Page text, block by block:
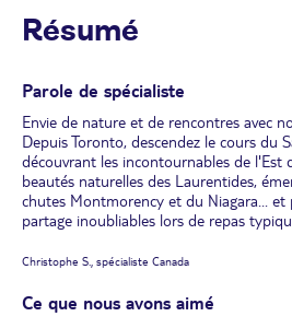
Résumé
Parole de spécialiste
Envie de nature et de rencontres avec
Depuis Toronto, descendez le cours du
découvrant les incontournables de l'Est
beautés naturelles des Laurentides,
chutes Montmorency et du Niagara...
partage inoubliables lors de repas
Christophe S., spécialiste Canada
Ce que nous avons aimé